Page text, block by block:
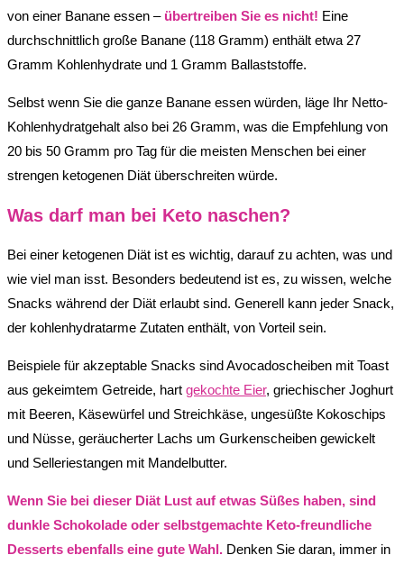
von einer Banane essen – übertreiben Sie es nicht! Eine
durchschnittlich große Banane (118 Gramm) enthält etwa 27
Gramm Kohlenhydrate und 1 Gramm Ballaststoffe.
Selbst wenn Sie die ganze Banane essen würden, läge Ihr Netto-
Kohlenhydratgehalt also bei 26 Gramm, was die Empfehlung von
20 bis 50 Gramm pro Tag für die meisten Menschen bei einer
strengen ketogenen Diät überschreiten würde.
Was darf man bei Keto naschen?
Bei einer ketogenen Diät ist es wichtig, darauf zu achten, was und
wie viel man isst. Besonders bedeutend ist es, zu wissen, welche
Snacks während der Diät erlaubt sind. Generell kann jeder Snack,
der kohlenhydratarme Zutaten enthält, von Vorteil sein.
Beispiele für akzeptable Snacks sind Avocadoscheiben mit Toast
aus gekeimtem Getreide, hart gekochte Eier, griechischer Joghurt
mit Beeren, Käsewürfel und Streichkäse, ungesüßte Kokoschips
und Nüsse, geräucherter Lachs um Gurkenscheiben gewickelt
und Selleriestangen mit Mandelbutter.
Wenn Sie bei dieser Diät Lust auf etwas Süßes haben, sind
dunkle Schokolade oder selbstgemachte Keto-freundliche
Desserts ebenfalls eine gute Wahl. Denken Sie daran, immer in